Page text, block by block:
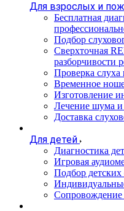
Для взрослых и
Бесплатная
Подбор
Сверхточная
разборчивости
Проверка слуха
Временное
Изготовление
Лечение шума и
Доставка
Для детей
Диагностика
Игровая
Подбор детских
Сопровождение